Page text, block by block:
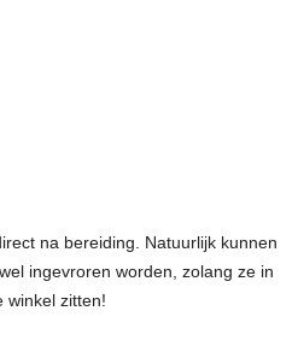
na bereiding. Natuurlijk kunnen
ingevroren worden, zolang ze in
winkel zitten!